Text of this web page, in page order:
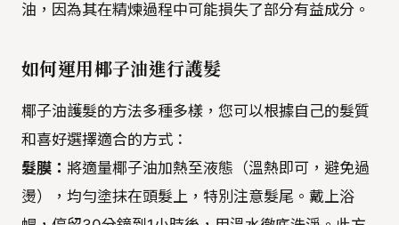
油，因為其在精煉過程中可能損失了部分有益成分。
如何運用椰子油進行護髮
椰子油護髮的方法多種多樣，您可以根據自己的髮質
和喜好選擇適合的方式：
髮膜： 將適量椰子油加熱至液態（溫熱即可，避免過
燙），均勻塗抹在頭髮上，特別注意髮尾。戴上浴